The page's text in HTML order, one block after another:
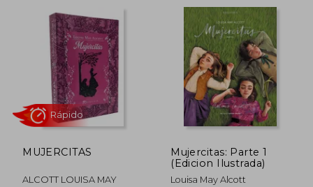
MUJERCITAS
ALCOTT LOUISA MAY
Mujercitas: Parte 1
(Edicion Ilustrada)
Louisa May Alcott